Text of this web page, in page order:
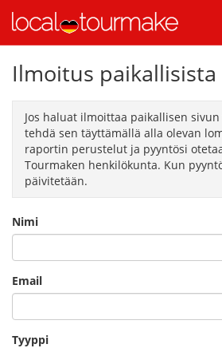
Ilmoitus paikallisista
Jos haluat ilmoittaa paikallisen
tehdä sen täyttämällä alla olevan
raportin perustelut ja pyyntösi
Tourmaken henkilökunta. Kun
päivitetään.
Nimi
Email
Tyyppi